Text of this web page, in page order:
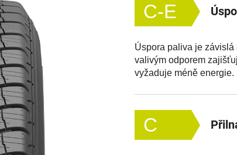
C-E
Úspora paliva je
valivým odporem
vyžaduje méně energie.
C